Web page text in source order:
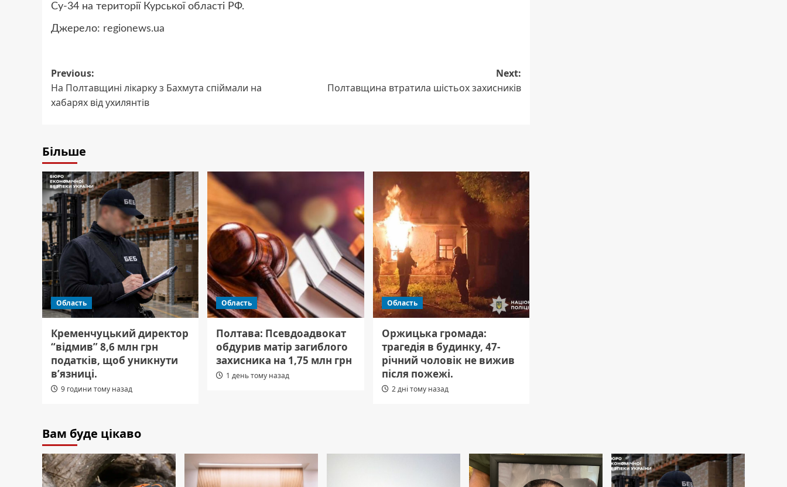
Су-34 на території Курської області РФ.
Джерело: regionews.ua
Post
navigation
Previous:
На Полтавщині лікарку з Бахмута спіймали на
хабарях від ухилянтів
Next:
Полтавщина втратила шістьох захисників
Більше
Область
Кременчуцький директор
“відмив” 8,6 млн грн
податків, щоб уникнути
в’язниці.
9 години тому назад
Область
Полтава: Псевдоадвокат
обдурив матір загиблого
захисника на 1,75 млн грн
1 день тому назад
Область
Оржицька громада:
трагедія в будинку, 47-
річний чоловік не вижив
після пожежі.
2 дні тому назад
Вам буде цікаво